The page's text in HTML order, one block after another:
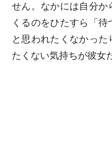
せん。なかには自分か
くるのをひたすら「
と思われたくなかっ
たくない気持ちが彼女